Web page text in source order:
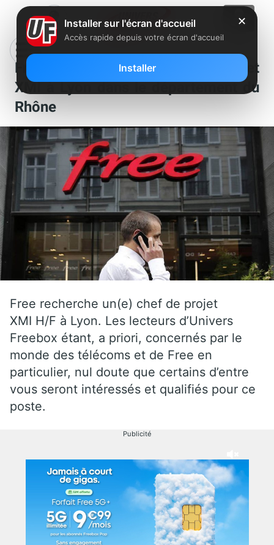
Free recherche un chef de projet
XMI à Lyon dans le département du
Rhône
Free recherche un(e) chef de projet
XMI H/F à Lyon. Les lecteurs d’Univers
Freebox étant, a priori, concernés par le
monde des télécoms et de Free en
particulier, nul doute que certains d’entre
vous seront intéressés et qualifiés pour ce
poste.
Publicité
✕
Installer sur l'écran d'accueil
Accès rapide depuis votre écran d'accueil
Installer